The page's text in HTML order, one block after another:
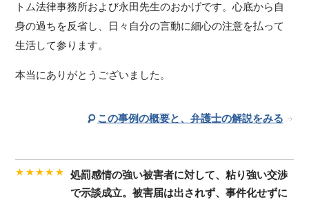
トム法律事務所および永田先生のおかげです。心底から自
身の過ちを反省し、日々自分の言動に細心の注意を払って
生活して参ります。
本当にありがとうございました。
この事例の概要と、弁護士の解説をみる
処罰感情の強い被害者に対して、粘り強い交渉
で示談成立。被害届は出されず、事件化せずに
★★★★★